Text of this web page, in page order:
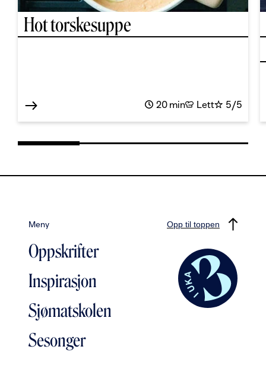
Hot torskesuppe
20 min Lett 5/5
Meny
Oppskrifter
Inspirasjon
Sjømatskolen
Sesonger
Opp til toppen